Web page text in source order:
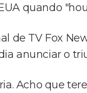
quando
de TV Fox
anunciar o
Acho que